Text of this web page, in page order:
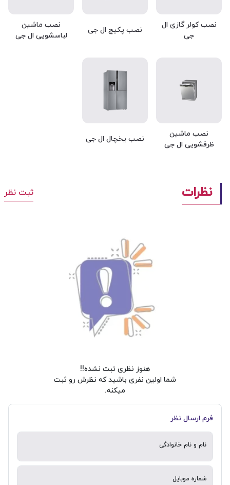
نصب کولر گازی ال
جی
نصب پکیج ال جی
نصب ماشین
لباسشویی ال جی
نصب ماشین
ظرفشویی ال جی
نصب یخچال ال جی
نظرات ثبت نظر
هنوز نظری ثبت نشده!!
شما اولین نفری باشید که نظرش رو ثبت
میکنه.
فرم ارسال نظر
نام و نام خانوادگی
شماره موبایل